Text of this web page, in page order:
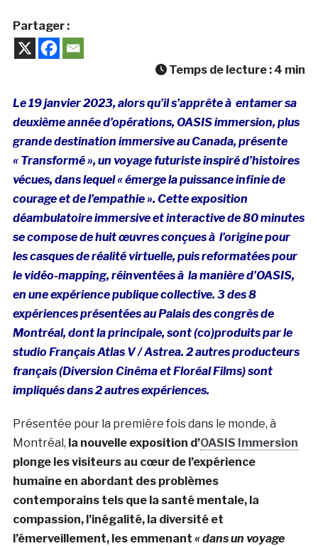
Partager :
Temps de lecture : 4 min
Le 19 janvier 2023, alors qu’il s’apprête à entamer sa
deuxième année d’opérations, OASIS immersion, plus
grande destination immersive au Canada, présente
« Transformé », un voyage futuriste inspiré d’histoires
vécues, dans lequel « émerge la puissance infinie de
courage et de l’empathie ». Cette exposition
déambulatoire immersive et interactive de 80 minutes
se compose de huit œuvres conçues à l’origine pour
les casques de réalité virtuelle, puis reformatées pour
le vidéo-mapping, réinventées à la manière d’OASIS,
en une expérience publique collective. 3 des 8
expériences présentées au Palais des congrès de
Montréal, dont la principale, sont (co)produits par le
studio Français Atlas V / Astrea. 2 autres producteurs
français (Diversion Cinéma et Floréal Films) sont
impliqués dans 2 autres expériences.
Présentée pour la première fois dans le monde, à
Montréal, la nouvelle exposition d’OASIS Immersion
plonge les visiteurs au cœur de l’expérience
humaine en abordant des problèmes
contemporains tels que la santé mentale, la
compassion, l’inégalité, la diversité et
l’émerveillement, les emmenant « dans un voyage